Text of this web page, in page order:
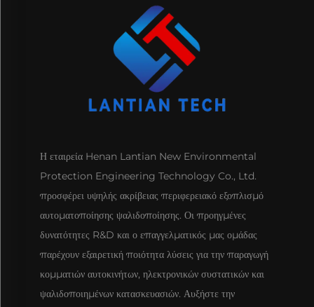
Η εταιρεία Henan Lantian New Environmental
Protection Engineering Technology Co., Ltd.
προσφέρει υψηλής ακρίβειας περιφερειακό εξοπλισμό
αυτοματοποίησης ψαλιδοποίησης. Οι προηγμένες
δυνατότητες R&D και ο επαγγελματικός μας ομάδας
παρέχουν εξαιρετική ποιότητα λύσεις για την παραγωγή
κομματιών αυτοκινήτων, ηλεκτρονικών συστατικών και
ψαλιδοποιημένων κατασκευασιών. Αυξήστε την